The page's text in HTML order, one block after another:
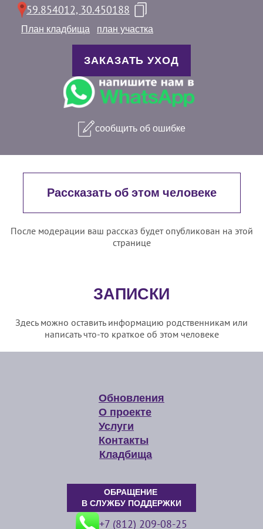
59.854012, 30.450188
План кладбища план участка
ЗАКАЗАТЬ УХОД
сообщить об ошибке
Рассказать об этом человеке
После модерации ваш рассказ будет опубликован на этой
странице
ЗАПИСКИ
Здесь можно оставить информацию родственникам или
написать что-то краткое об этом человеке
Обновления
О проекте
Услуги
Контакты
Кладбища
ОБРАЩЕНИЕ
В СЛУЖБУ ПОДДЕРЖКИ
+7 (812) 209-08-25